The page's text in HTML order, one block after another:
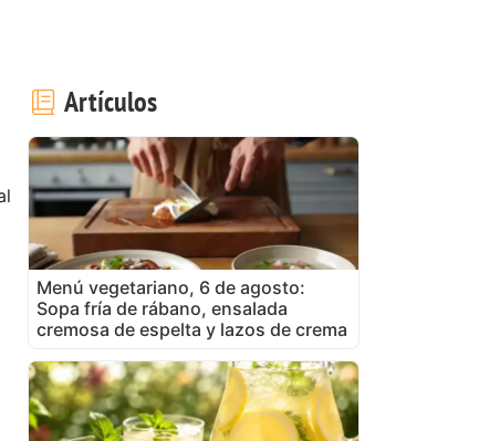
Artículos
Menú vegetariano, 6 de agosto:
Sopa fría de rábano, ensalada
cremosa de espelta y lazos de crema